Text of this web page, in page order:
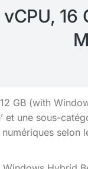
GB (with
une sous-